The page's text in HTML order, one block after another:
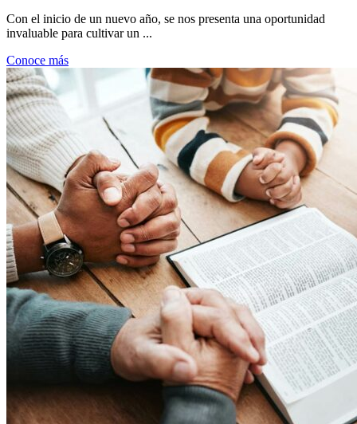
Con el inicio de un nuevo año, se nos presenta una oportunidad
invaluable para cultivar un ...
Conoce más